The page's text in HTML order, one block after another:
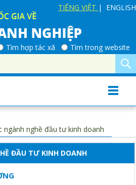
TIẾNG VIỆT | ENGLISH
Tìm hợp tác xã Tìm trong website
ngành nghề đầu tư kinh doanh
ĐẦU TƯ KINH DOANH